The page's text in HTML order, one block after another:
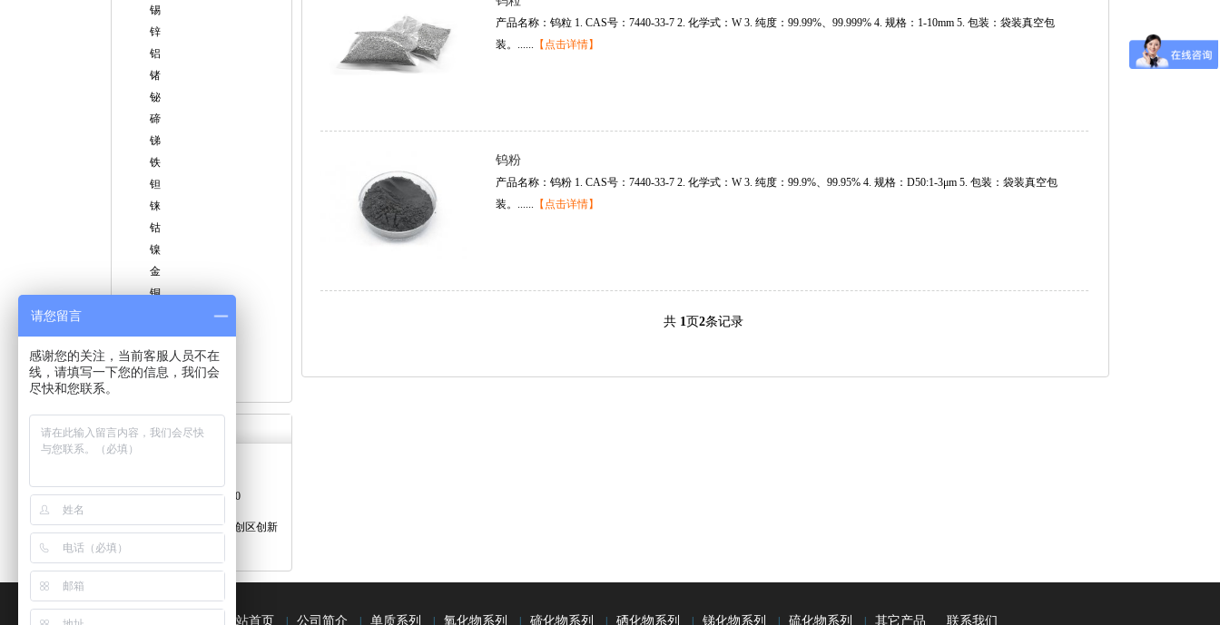
锡
锌
铝
锗
铋
碲
锑
铁
钽
铼
钴
镍
金
铜
铅
钨
银
联系我们
0816-2821070
地址： 四川省绵阳市科创区创新
产品名称：钨粒 1. CAS号：7440-33-7 2. 化学式：W 3. 纯度：99.99%、99.999% 4. 规格：1-10mm 5. 包装：袋装真空包
装。...... 【点击详情】
钨粉
产品名称：钨粉 1. CAS号：7440-33-7 2. 化学式：W 3. 纯度：99.9%、99.95% 4. 规格：D50:1-3μm 5. 包装：袋装真空包
装。...... 【点击详情】
共 1页2条记录
网站首页 公司简介 单质系列 氧化物系列 碲化物系列 硒化物系列 锑化物系列 硫化物系列 其它产品 联系我们
请您留言
感谢您的关注，当前客服人员不在
线，请填写一下您的信息，我们会
尽快和您联系。